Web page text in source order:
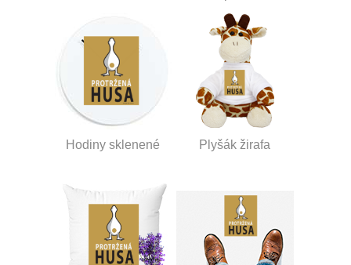
Hodiny sklenené Plyšák žirafa